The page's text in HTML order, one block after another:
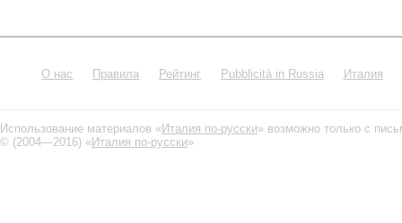
О нас Правила Рейтинг Pubblicità in Russia Италия
Использование материалов «Италия по-русски» возможно только с
© (2004—2016) «Италия по-русски»